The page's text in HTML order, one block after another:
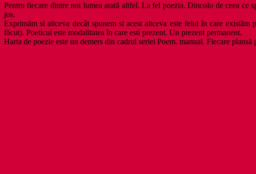
Pentru fiecare dintre noi lumea arată altfel. La fel poezia. Dincolo de ceea ce
jos.
Exprimăm si altceva decât spunem si acest altceva este felul în care
făcut). Poeticul este modalitatea în care esti prezent. Un prezent permanent.
Harta de poezie este un demers din cadrul seriei Poem. manual. Fiecare